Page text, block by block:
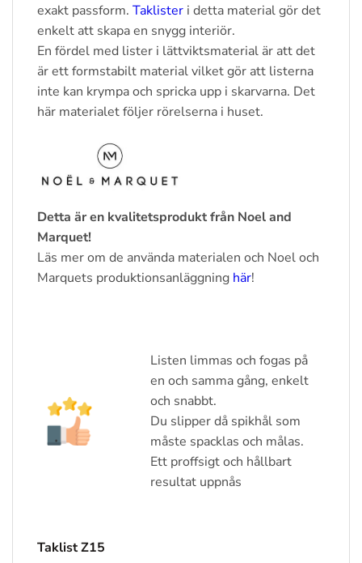
exakt passform. Taklister i detta material gör det
enkelt att skapa en snygg interiör.
En fördel med lister i lättviktsmaterial är att det
är ett formstabilt material vilket gör att listerna
inte kan krympa och spricka upp i skarvarna. Det
här materialet följer rörelserna i huset.
Detta är en kvalitetsprodukt från Noel and
Marquet!
Läs mer om de använda materialen och Noel och
Marquets produktionsanläggning här!
Listen limmas och fogas på
en och samma gång, enkelt
och snabbt.
Du slipper då spikhål som
måste spacklas och målas.
Ett proffsigt och hållbart
resultat uppnås
Taklist Z15